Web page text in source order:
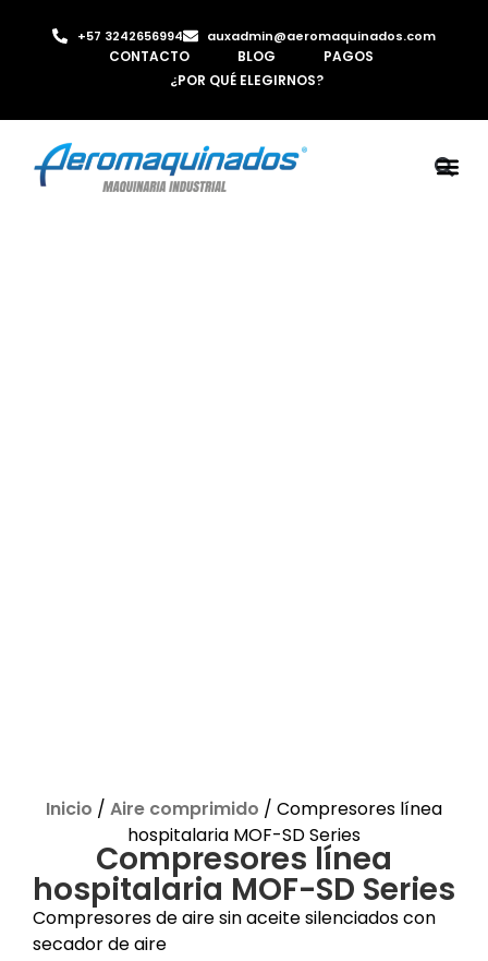
+57 3242656994 auxadmin@aeromaquinados.com
CONTACTO BLOG
PAGOS
¿POR QUÉ ELEGIRNOS?
Inicio / Aire comprimido / Compresores línea
hospitalaria MOF-SD Series
Compresores línea
hospitalaria MOF-SD Series
Compresores de aire sin aceite silenciados con
secador de aire